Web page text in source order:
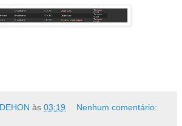
às 03:19 Nenhum comentário: